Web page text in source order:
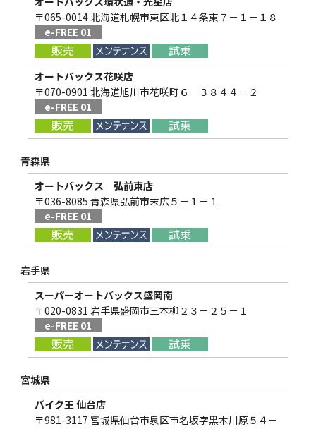
〒065-0014 北海道札幌市東区北１４条東７－１－１８
e-FREE 01
オートバックス花咲店
〒070-0901 北海道旭川市花咲町６－３８４４－２
e-FREE 01
青森県
オートバックス 弘前東店
〒036-8085 青森県弘前市末広５－１－１
e-FREE 01
岩手県
スーパーオートバックス盛岡南
〒020-0831 岩手県盛岡市三本柳２３－２５－１
e-FREE 01
宮城県
バイク王 仙台店
〒981-3117 宮城県仙台市泉区市名坂字黒木川原５４－